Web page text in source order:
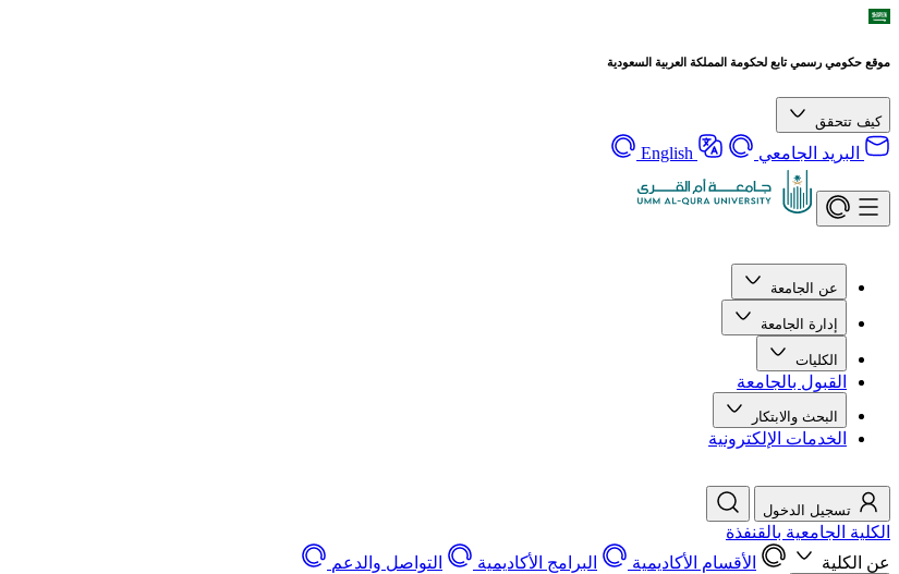
موقع حكومي رسمي تابع لحكومة المملكة العربية السعودية
كيف تتحقق
البريد الجامعي English
عن الجامعة
إدارة الجامعة
الكليات
القبول بالجامعة
البحث والابتكار
الخدمات الإلكترونية
تسجيل الدخول
الكلية الجامعية بالقنفذة
عن الكلية
الأقسام الأكاديمية البرامج الأكاديمية التواصل والدعم